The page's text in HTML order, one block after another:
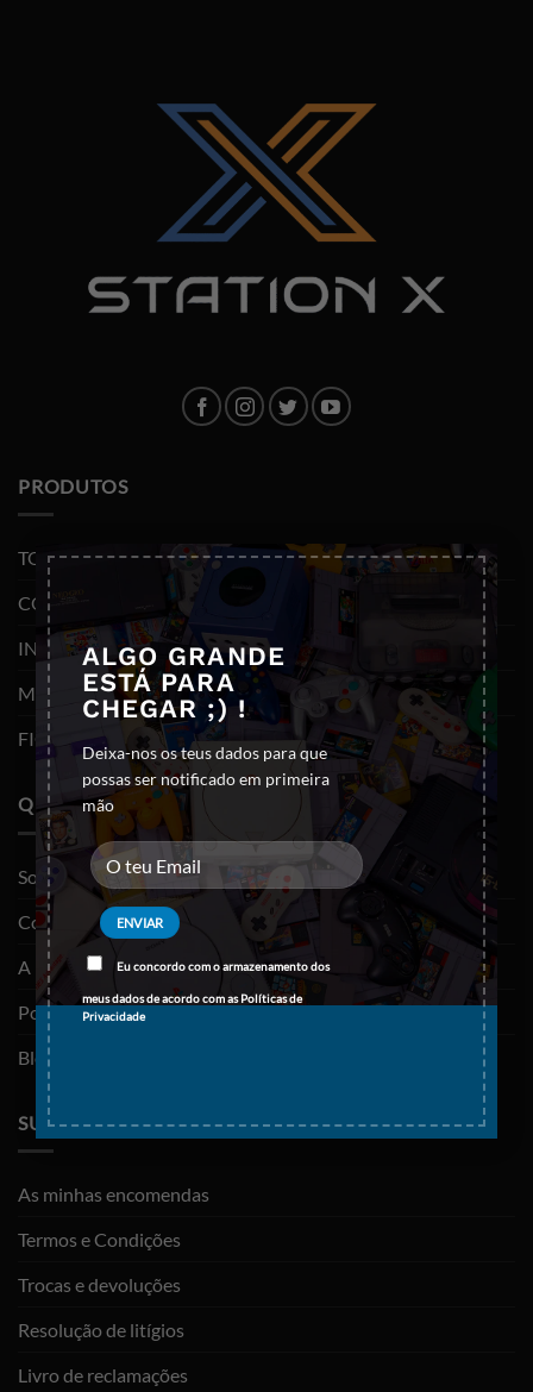
ALGO GRANDE
ESTÁ PARA
CHEGAR ;) !
Deixa-nos os teus dados para que
possas ser notificado em primeira
mão
Eu concordo com o armazenamento dos
meus dados de acordo com asPolíticas de
Privacidade
×
PRODUTOS
TODOS OS PRODUTOS
CONSOLAS E VIDEOJOGOS
INFORMÁTICA
MOBILIDADE
FIGURAS FUNKO POP
QUEM SOMOS
Sobre nós
Contactos
A minha conta
Política de privacidade
Blog
SUPORTE
As minhas encomendas
Termos e Condições
Trocas e devoluções
Resolução de litígios
Livro de reclamações